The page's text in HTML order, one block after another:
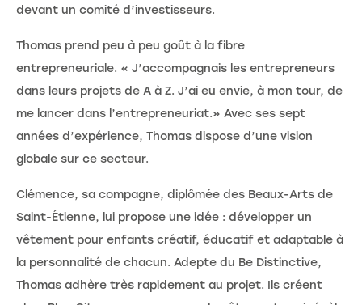
devant un comité d’investisseurs.
Thomas prend peu à peu goût à la fibre
entrepreneuriale. « J’accompagnais les entrepreneurs
dans leurs projets de A à Z. J’ai eu envie, à mon tour, de
me lancer dans l’entrepreneuriat.» Avec ses sept
années d’expérience, Thomas dispose d’une vision
globale sur ce secteur.
Clémence, sa compagne, diplômée des Beaux-Arts de
Saint-Étienne, lui propose une idée : développer un
vêtement pour enfants créatif, éducatif et adaptable à
la personnalité de chacun. Adepte du Be Distinctive,
Thomas adhère très rapidement au projet. Ils créent